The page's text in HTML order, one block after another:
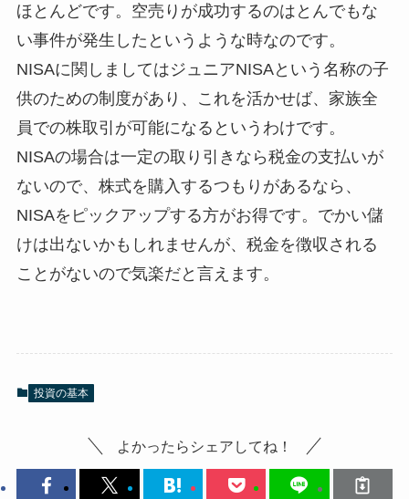
ほとんどです。空売りが成功するのはとんでもな
い事件が発生したというような時なのです。
NISAに関しましてはジュニアNISAという名称の子
供のための制度があり、これを活かせば、家族全
員での株取引が可能になるというわけです。
NISAの場合は一定の取り引きなら税金の支払いが
ないので、株式を購入するつもりがあるなら、
NISAをピックアップする方がお得です。でかい儲
けは出ないかもしれませんが、税金を徴収される
ことがないので気楽だと言えます。
投資の基本
よかったらシェアしてね！